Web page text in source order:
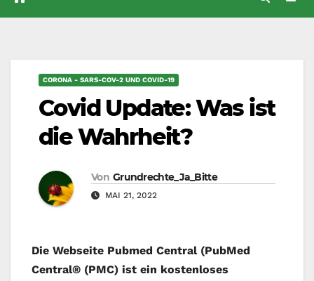
CORONA - SARS-COV-2 UND COVID-19
Covid Update: Was ist
die Wahrheit?
Von Grundrechte_Ja_Bitte
MAI 21, 2022
Die Webseite Pubmed Central (PubMed
Central® (PMC) ist ein kostenloses